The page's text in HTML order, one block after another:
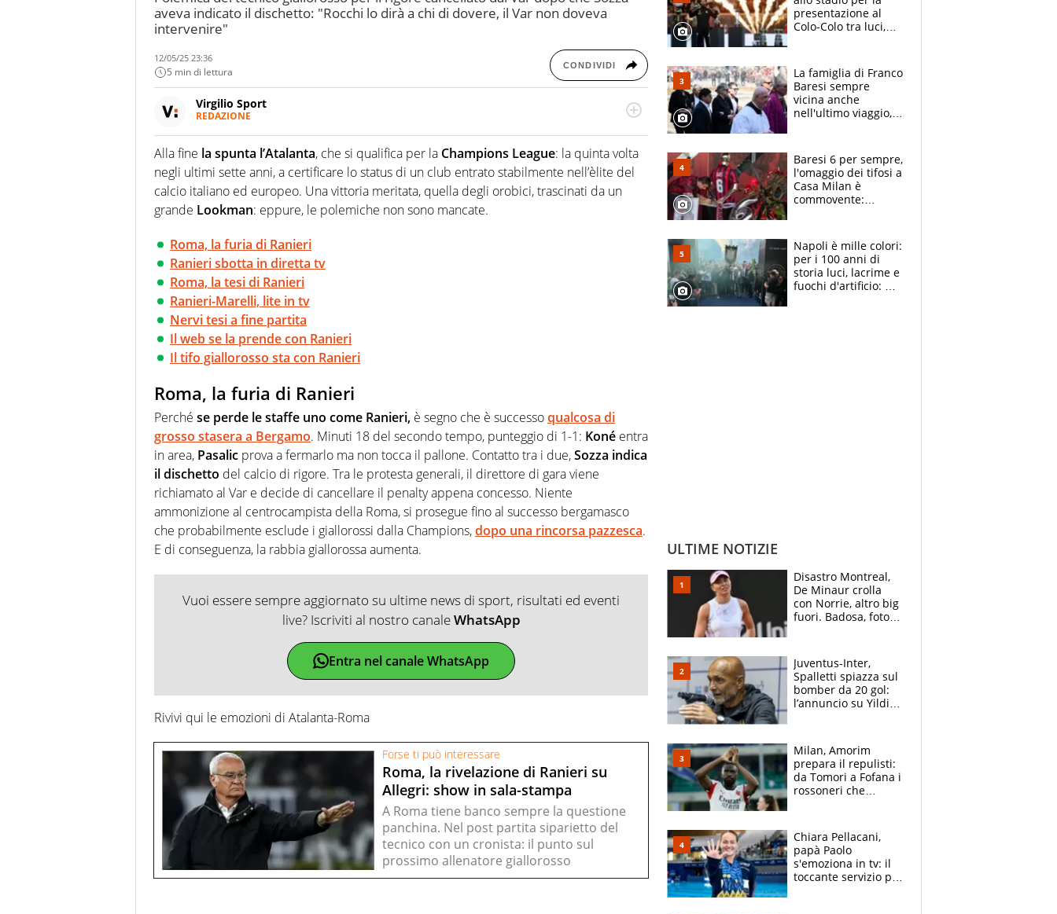
aveva indicato il dischetto: "Rocchi lo dirà a chi di dovere, il Var non doveva
intervenire"
12/05/25 23:36
5 min di lettura CONDIVIDI
Virgilio Sport
REDAZIONE
sport. Calcio, calciomercato, F1, Motomondiale ma anche tennis, volley, basket: su
Virgilio Sport i tifosi e gli appassionati sanno che troveranno sempre copertura
completa e zero faziosità. La squadra di Virgilio Sport è formata da giornalisti ed
esperti di sport abili sia nel gioco di rimessa quando intercettano le notizie e le
rilanciano verso la rete, sia nella costruzione dal basso quando creano contenuti
100% originali ed esclusivi.
Alla fine la spunta l’Atalanta, che si qualifica per la Champions League: la quinta volta
negli ultimi sette anni, a certificare lo status di un club entrato stabilmente nell’èlite del
calcio italiano ed europeo. Una vittoria meritata, quella degli orobici, trascinati da un
grande Lookman: eppure, le polemiche non sono mancate.
Roma, la furia di Ranieri
Ranieri sbotta in diretta tv
Roma, la tesi di Ranieri
Ranieri-Marelli, lite in tv
Nervi tesi a fine partita
Il web se la prende con Ranieri
Il tifo giallorosso sta con Ranieri
Roma, la furia di Ranieri
Perché se perde le staffe uno come Ranieri, è segno che è successoqualcosa di
grosso stasera a Bergamo. Minuti 18 del secondo tempo, punteggio di 1-1: Koné entra
in area, Pasalic prova a fermarlo ma non tocca il pallone. Contatto tra i due,Sozza indica
il dischetto del calcio di rigore. Tra le protesta generali, il direttore di gara viene
richiamato al Var e decide di cancellare il penalty appena concesso. Niente
ammonizione al centrocampista della Roma, si prosegue fino al successo bergamasco
che probabilmente esclude i giallorossi dalla Champions,dopo una rincorsa pazzesca.
E di conseguenza, la rabbia giallorossa aumenta.
Vuoi essere sempre aggiornato su ultime news di sport, risultati ed eventi
live? Iscriviti al nostro canaleWhatsApp
Entra nel canale WhatsApp
Rivivi qui le emozioni di Atalanta-Roma
Forse ti può interessare
Roma, la rivelazione di Ranieri su
Allegri: show in sala-stampa
A Roma tiene banco sempre la questione
panchina. Nel post partita siparietto del
tecnico con un cronista: il punto sul
prossimo allenatore giallorosso
presentazione al
Colo-Colo tra luci,
La famiglia di Franco
Baresi sempre
vicina anche
nell'ultimo viaggio,
circondati
dall'affetto dei tifosi
Baresi 6 per sempre,
l'omaggio dei tifosi a
Casa Milan è
commovente:
bigliettini
Napoli è mille colori:
per i 100 anni di
storia luci, lacrime e
fuochi d'artificio: De
ULTIME NOTIZIE
Disastro Montreal,
De Minaur crolla
con Norrie, altro big
fuori. Badosa, foto
Juventus-Inter,
Spalletti spiazza sul
bomber da 20 gol:
l’annuncio su Yildiz
Milan, Amorim
prepara il repulisti:
da Tomori a Fofana i
rossoneri che
Chiara Pellacani,
papà Paolo
s'emoziona in tv: il
toccante servizio per